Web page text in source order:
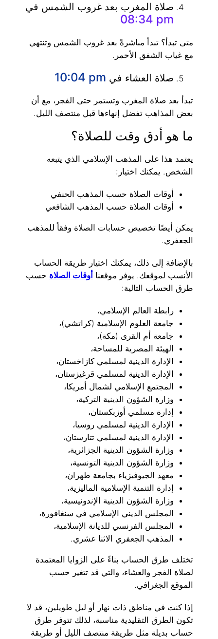
صلاة المغرب بعد غروب الشمس في
08:34 pm
متى تبدأ؟ تبدأ مباشرةً بعد غروب الشمس وتنتهي
مع غياب الشفق الأحمر.
صلاة العشاء في 10:04 pm
تبدأ بعد صلاة المغرب وتستمر حتى الفجر، مع أن
بعض المذاهب تفضل إنهاءها قبل منتصف الليل.
ما هو أدق وقت للصلاة؟
يعتمد هذا على المذهب الإسلامي الذي يتبعه
الشخص. يمكنك اختيار:
أوقات الصلاة حسب المذهب الحنفي
أوقات الصلاة حسب المذهب الشافعي
يمكن أيضًا تخصيص حسابات الصلاة وفقاً للمذهب
الجعفري.
بالإضافة إلى ذلك، يمكنك اختيار طريقة الحساب
الأنسب لموقعك. يوفر موقعنا أوقات الصلاة حسب
طرق الحساب التالية:
رابطة العالم الإسلامي،
جامعة العلوم الإسلامية (كراتشي)،
جامعة أم القرى (مكة)،
الهيئة المصرية للمساحة،
الإدارة الدينية لمسلمي كازاخستان،
الإدارة الدينية لمسلمي قرغيزستان،
المجتمع الإسلامي لشمال أمريكا،
وزارة الشؤون الدينية التركية،
إدارة مسلمي أوزبكستان،
الإدارة الدينية لمسلمي روسيا،
الإدارة الدينية لمسلمي تتارستان،
وزارة الشؤون الدينية الجزائرية،
وزارة الشؤون الدينية التونسية،
معهد الجيوفيزياء بجامعة طهران،
إدارة التنمية الإسلامية الماليزية،
وزارة الشؤون الدينية الإندونيسية،
المجلس الديني الإسلامي في سنغافورة،
المجلس الفرنسي للديانة الإسلامية،
المذهب الجعفري الاثنا عشري.
تختلف طرق الحساب بناءً على الزوايا المعتمدة
لصلاة الفجر والعشاء، والتي قد تتغير حسب
الموقع الجغرافي.
إذا كنت في مناطق ذات نهار أو ليل طويلين، قد لا
تكون الطرق التقليدية مناسبة، لذلك تتوفر طرق
حساب بديلة مثل طريقة منتصف الليل أو طريقة